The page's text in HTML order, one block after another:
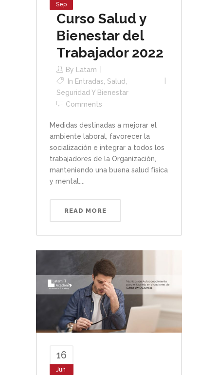
Sep
Curso Salud y
Bienestar del
Trabajador 2022
By
Latam
In Entradas Salud,
Seguridad Y Bienestar
Comments
Medidas destinadas a mejorar el
ambiente laboral, favorecer la
socialización e integrar a todos los
trabajadores de la Organización,
manteniendo una buena salud física
y mental....
READ MORE
16
Jun